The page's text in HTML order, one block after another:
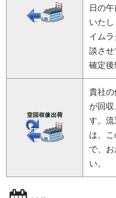
日の
いたし
イム
談さ
確定後
貴社
が回収
す。
は、
で、
い。